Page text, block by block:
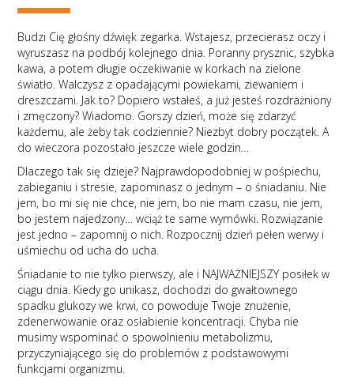
Budzi Cię głośny dźwięk zegarka. Wstajesz, przecierasz oczy i
wyruszasz na podbój kolejnego dnia. Poranny prysznic, szybka
kawa, a potem długie oczekiwanie w korkach na zielone
światło. Walczysz z opadającymi powiekami, ziewaniem i
dreszczami. Jak to? Dopiero wstałeś, a już jesteś rozdrażniony
i zmęczony? Wiadomo. Gorszy dzień, może się zdarzyć
każdemu, ale żeby tak codziennie? Niezbyt dobry początek. A
do wieczora pozostało jeszcze wiele godzin…
Dlaczego tak się dzieje? Najprawdopodobniej w pośpiechu,
zabieganiu i stresie, zapominasz o jednym – o śniadaniu. Nie
jem, bo mi się nie chce, nie jem, bo nie mam czasu, nie jem,
bo jestem najedzony… wciąż te same wymówki. Rozwiązanie
jest jedno – zapomnij o nich. Rozpocznij dzień pełen werwy i
uśmiechu od ucha do ucha.
Śniadanie to nie tylko pierwszy, ale i NAJWAŻNIEJSZY posiłek w
ciągu dnia. Kiedy go unikasz, dochodzi do gwałtownego
spadku glukozy we krwi, co powoduje Twoje znużenie,
zdenerwowanie oraz osłabienie koncentracji. Chyba nie
musimy wspominać o spowolnieniu metabolizmu,
przyczyniającego się do problemów z podstawowymi
funkcjami organizmu.